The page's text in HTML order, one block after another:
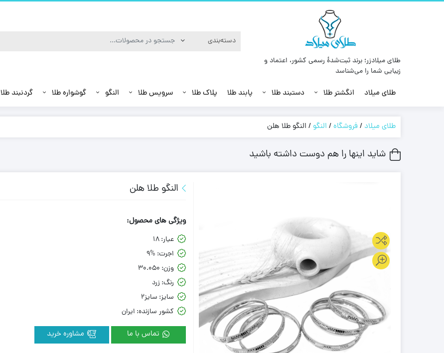
طلای میلادزر؛ برند ثبت‌شدهٔ رسمی کشور، اعتماد و
زیبایی شما را می‌شناسد
طلای میلاد انگشتر طلا دستبند طلا پابند طلا پلاک طلا سرویس طلا النگو گوشواره طلا گردنبند طلا
طلای میلاد /فروشگاه/ النگو / النگو طلا هلن
شاید اینها را هم دوست داشته باشید
النگو طلا هلن
ویژگی های محصول:
عیار: 18
اجرت: 9%
وزن: 30.050
رنگ: زرد
سایز: سایز2
کشور سازنده: ایران
تماس با ما